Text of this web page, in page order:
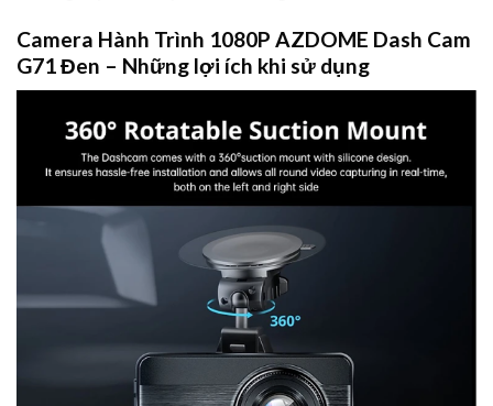
Camera Hành Trình 1080P AZDOME Dash Cam
G71 Đen – Những lợi ích khi sử dụng